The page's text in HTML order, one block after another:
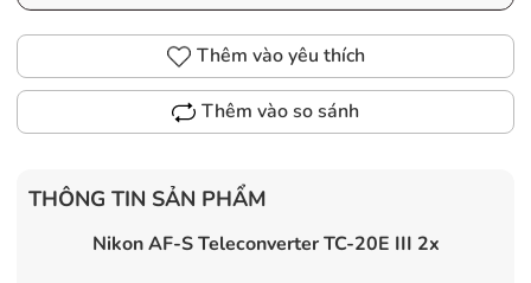
Thêm vào yêu thích
Thêm vào so sánh
THÔNG TIN SẢN PHẨM
Nikon AF-S Teleconverter TC-20E III 2x